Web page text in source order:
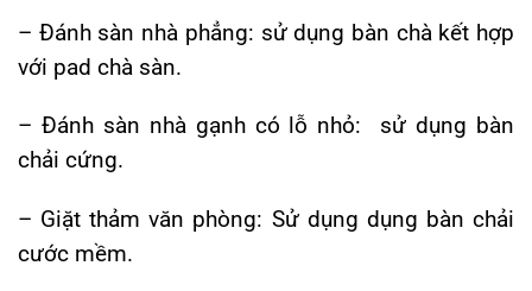
– Đánh sàn nhà phẳng: sử dụng bàn chà kết hợp
với pad chà sàn.
– Đánh sàn nhà gạnh có lỗ nhỏ: sử dụng bàn
chải cứng.
– Giặt thảm văn phòng: Sử dụng dụng bàn chải
cước mềm.